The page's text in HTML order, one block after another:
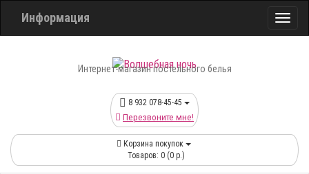
Информация
Интернет-магазин постельного белья
8 932 078-45-45
Перезвоните мне!
Корзина покупок
Товаров: 0 (0 р.)